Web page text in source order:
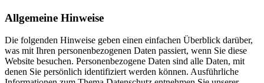
Allgemeine Hinweise
Die folgenden Hinweise geben einen einfachen Überblick darüber,
was mit Ihren personenbezogenen Daten passiert, wenn Sie diese
Website besuchen. Personenbezogene Daten sind alle Daten, mit
denen Sie persönlich identifiziert werden können. Ausführliche